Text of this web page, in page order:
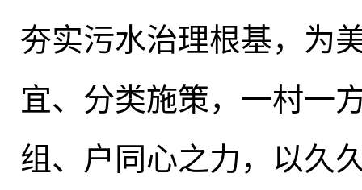
夯实污水治理根基， 为
宜、分类施策， 一村一
组、户同心之力 ， 以久